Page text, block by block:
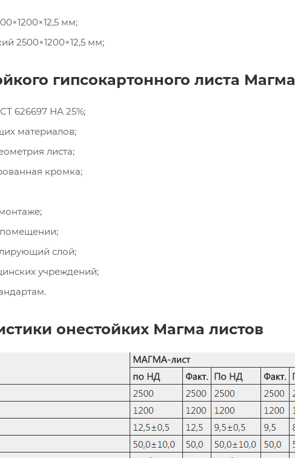
мм;
2500×1200×12,5 мм;
гипсокартонного листа Магма
626697 НА 25%;
материалов;
листа;
кромка;
помещении;
слой;
учреждений;
онестойких Магма листов